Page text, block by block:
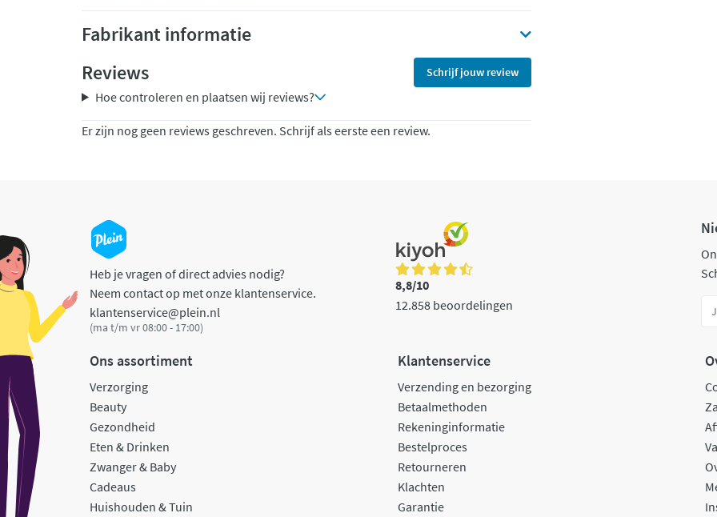
Fabrikant informatie
Reviews
Schrijf jouw review
Hoe controleren en plaatsen wij reviews?
Er zijn nog geen reviews geschreven. Schrijf als eerste een review.
Heb je vragen of direct advies nodig?
Neem contact op met onze klantenservice.
klantenservice@plein.nl
(ma t/m vr 08:00 - 17:00)
8,8/10
12.858 beoordelingen
Ons assortiment
Verzorging
Beauty
Gezondheid
Eten & Drinken
Zwanger & Baby
Cadeaus
Huishouden & Tuin
Klantenservice
Verzending en bezorging
Betaalmethoden
Rekeninginformatie
Bestelproces
Retourneren
Klachten
Garantie